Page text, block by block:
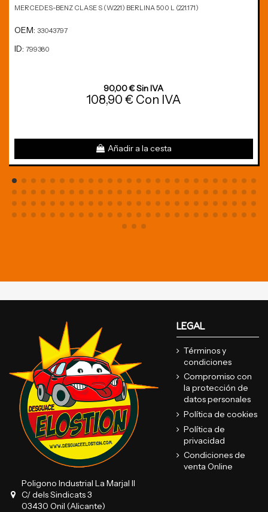
MERCEDES-BENZ CLASE S (W221) BERLINA 500 L (221.171)
OEM: 33043797
ID: 799380
90,00 € Sin IVA
108,90 € Con IVA
Añadir a la cesta
Poligono Industrial La Marjal II
C/ dels Sindicats 3
03430 Onil (Alicante)
LEGAL
Términos y
condiciones
Compromiso con
la protección de
datos personales
Política de cookies
Política de
privacidad
Condiciones de
venta Online